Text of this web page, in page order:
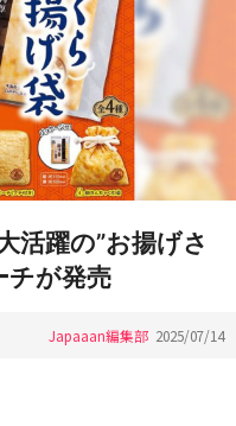
活躍の”お揚げさ
チが発売
Japaaan編集部 2025/07/14